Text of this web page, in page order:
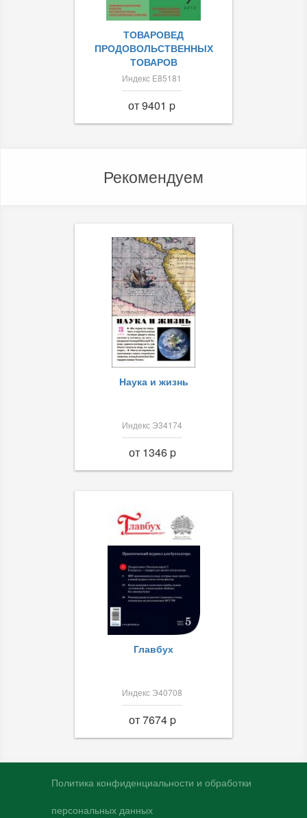
ТОВАРОВЕД
ПРОДОВОЛЬСТВЕННЫХ
ТОВАРОВ
Индекс Е85181
от 9401 p
Рекомендуем
Наука и жизнь
Индекс Э34174
от 1346 p
Главбух
Индекс Э40708
от 7674 p
Политика конфиденциальности и обработки
персональных данных